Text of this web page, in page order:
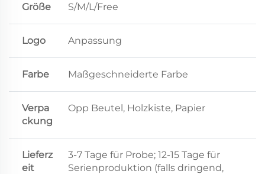
Größe S/M/L/Free
Logo Anpassung
Farbe Maßgeschneiderte Farbe
Verpa
ckung
Opp Beutel, Holzkiste, Papier
Lieferz
eit
3-7 Tage für Probe; 12-15 Tage für
Serienproduktion (falls dringend,